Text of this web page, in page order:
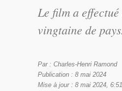
Le film a
vingtaine de pays.
Par : Charles-Henri Ramond
Publication : 8 mai 2024
Mise à jour : 8 mai 2024, 6:51